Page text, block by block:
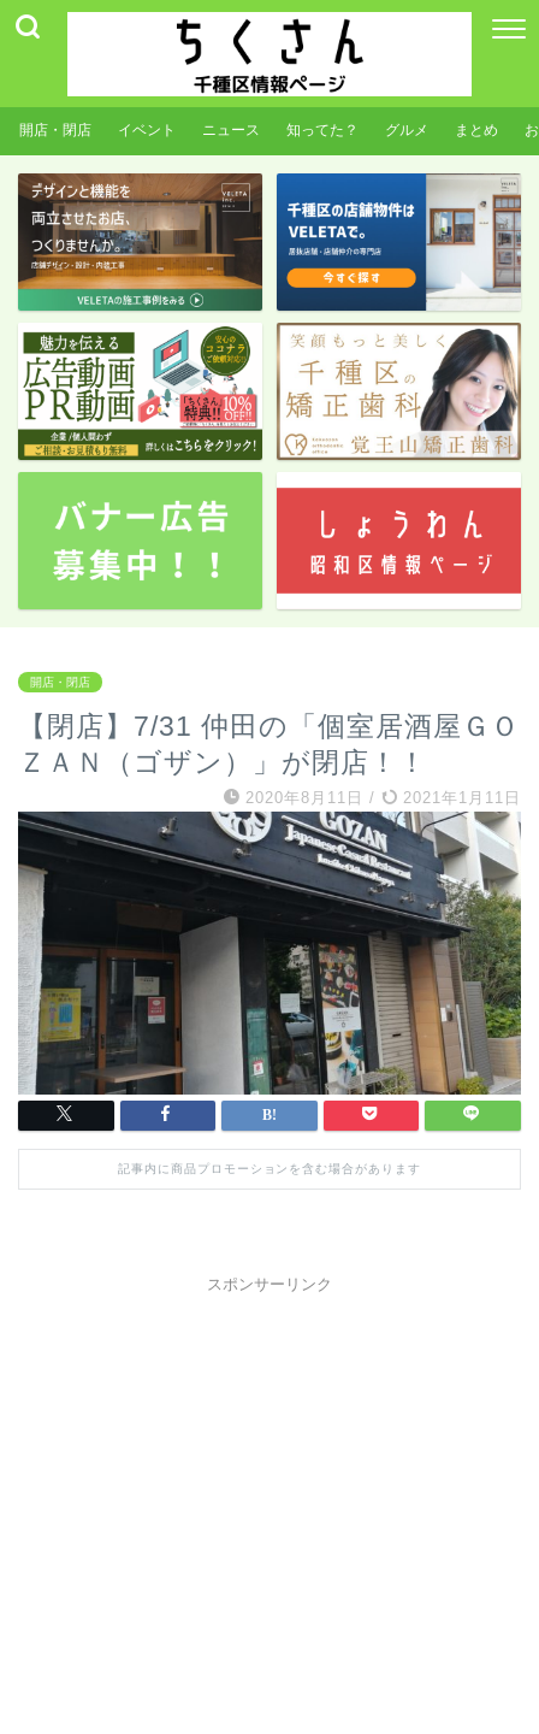
開店・閉店 イベント ニュース 知ってた？ グルメ まとめ
開店・閉店
【閉店】7/31 仲田の「個室居酒屋ＧＯ
ＺＡＮ（ゴザン）」が閉店！！
2020年8月11日 / 2021年1月11日
記事内に商品プロモーションを含む場合があります
スポンサーリンク